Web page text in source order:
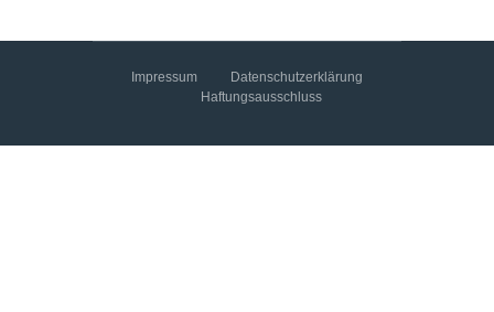
Impressum
Datenschutzerklärung
Haftungsausschluss